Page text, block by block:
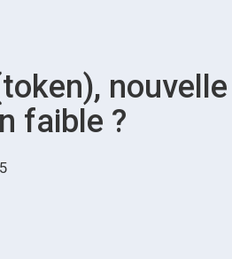
faible ?